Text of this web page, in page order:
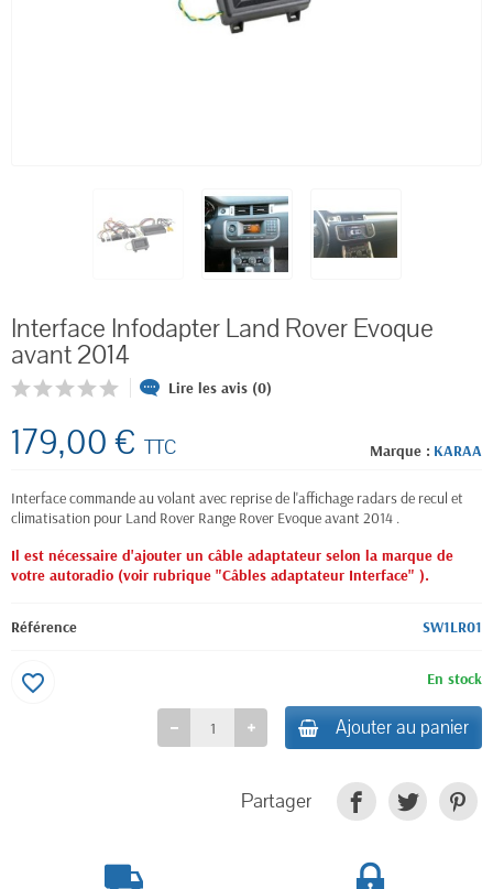
Interface Infodapter Land Rover Evoque
avant 2014
Lire les avis (0)
Marque : KARAA
179,00 € TTC
Interface commande au volant avec reprise de l'affichage radars de recul et
climatisation pour Land Rover Range Rover Evoque avant 2014 .
Il est nécessaire d'ajouter un câble adaptateur selon la marque de
votre autoradio (voir rubrique "Câbles adaptateur Interface" ).
Référence SW1LR01
En stock
Ajouter au panier
favorite_border
Partager